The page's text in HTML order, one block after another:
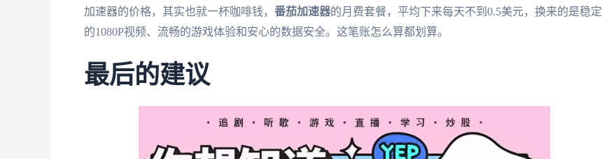
加速器的价格，其实也就一杯咖啡钱， 番茄加速器的月费套餐，平均下来每天不到0.5美元，换来的是稳定
的1080P视频、流畅的游戏体验和安心的数据安全。这笔账怎么算都划算。
最后的建议